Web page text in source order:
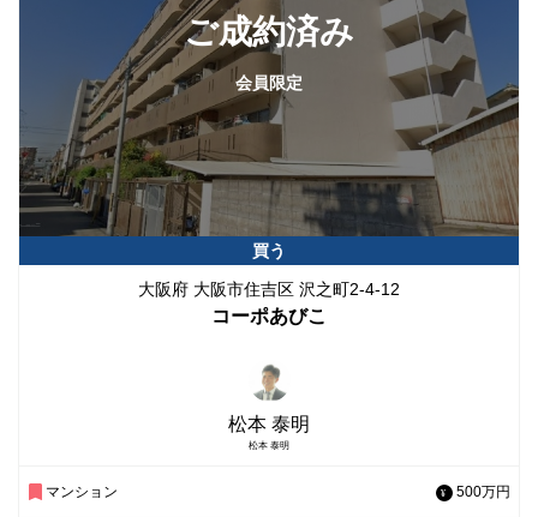
ご成約済み
会員限定
買う
大阪府 大阪市住吉区 沢之町2-4-12
コーポあびこ
松本 泰明
松本 泰明
マンション 500万円